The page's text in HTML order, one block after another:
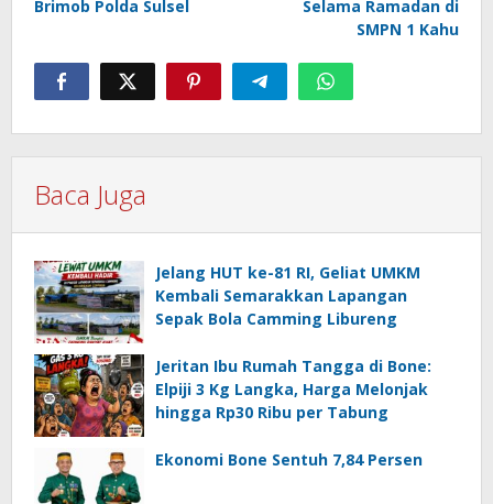
Brimob Polda Sulsel
Selama Ramadan di
SMPN 1 Kahu
Baca Juga
Jelang HUT ke-81 RI, Geliat UMKM
Kembali Semarakkan Lapangan
Sepak Bola Camming Libureng
Jeritan Ibu Rumah Tangga di Bone:
Elpiji 3 Kg Langka, Harga Melonjak
hingga Rp30 Ribu per Tabung
Ekonomi Bone Sentuh 7,84 Persen